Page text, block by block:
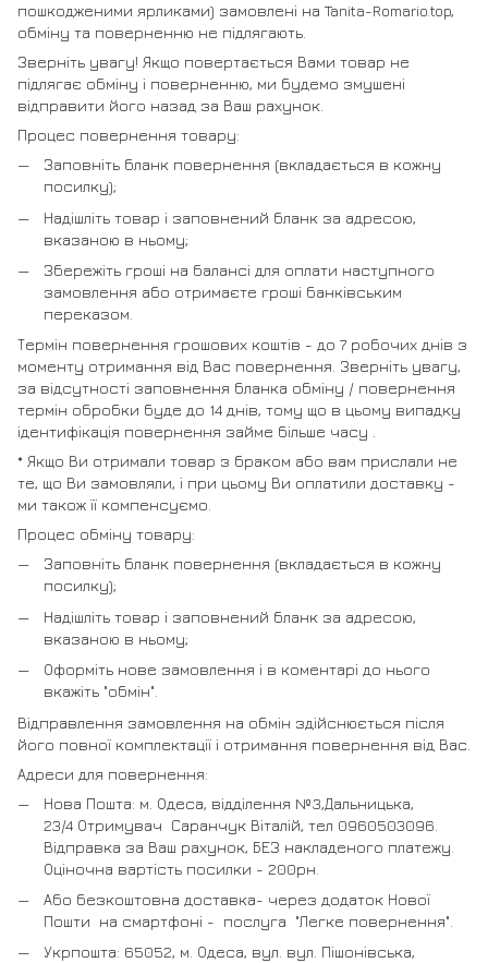
пошкодженими ярликами) замовлені на Tanita-Romario.top,
обміну та поверненню не підлягають.
Зверніть увагу! Якщо повертається Вами товар не
підлягає обміну і поверненню, ми будемо змушені
відправити його назад за Ваш рахунок.
Процес повернення товару:
Заповніть бланк повернення (вкладається в кожну
посилку);
Надішліть товар і заповнений бланк за адресою,
вказаною в ньому;
Збережіть гроші на балансі для оплати наступного
замовлення або отримаєте гроші банківським
переказом.
Термін повернення грошових коштів - до 7 робочих днів з
моменту отримання від Вас повернення. Зверніть увагу,
за відсутності заповнення бланка обміну / повернення
термін обробки буде до 14 днів, тому що в цьому випадку
ідентифікація повернення займе більше часу .
* Якщо Ви отримали товар з браком або вам прислали не
те, що Ви замовляли, і при цьому Ви оплатили доставку -
ми також її компенсуємо.
Процес обміну товару:
Заповніть бланк повернення (вкладається в кожну
посилку);
Надішліть товар і заповнений бланк за адресою,
вказаною в ньому;
Оформіть нове замовлення і в коментарі до нього
вкажіть "обмін".
Відправлення замовлення на обмін здійснюється після
його повної комплектації і отримання повернення від Вас.
Адреси для повернення:
Нова Пошта: м. Одеса, відділення №3,Дальницька,
23/4 Отримувач Саранчук Віталій, тел 0960503096.
Відправка за Ваш рахунок, БЕЗ накладеного платежу.
Оціночна вартість посилки - 200рн.
Або безкоштовна доставка- через додаток Нової
Пошти на смартфоні - послуга "Легке повернення".
Укрпошта: 65052, м. Одеса, вул. вул. Пішонівська,